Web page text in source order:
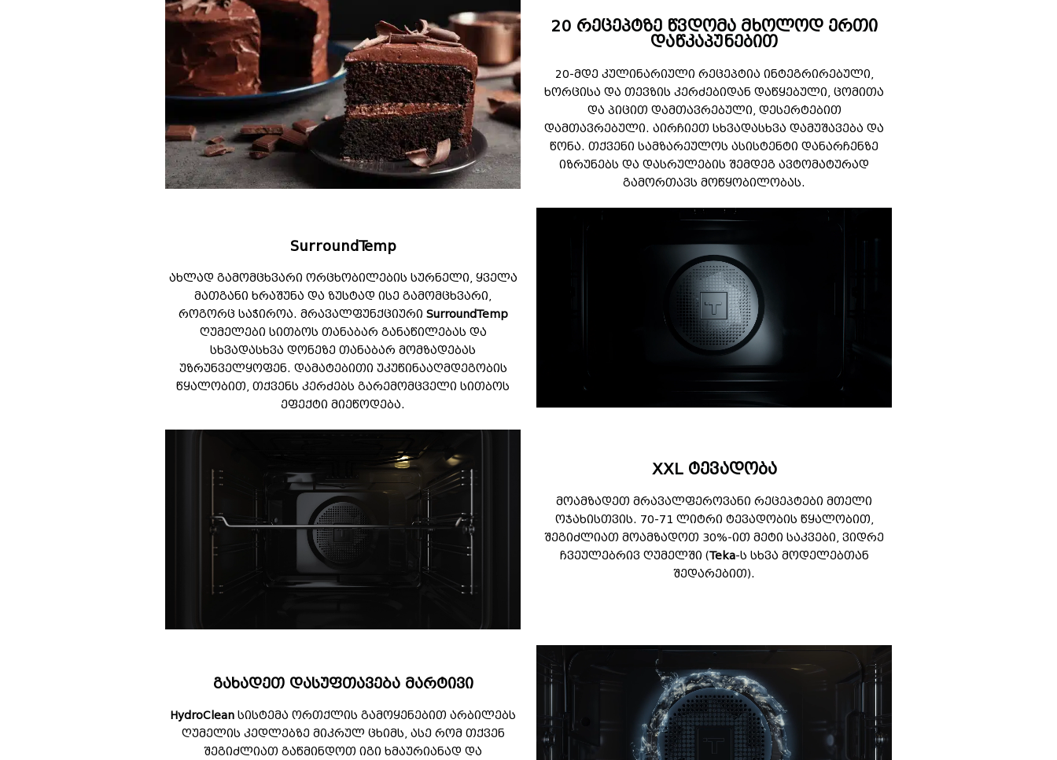
20 რეცეპტზე წვდომა მხოლოდ ერთი
დაწკაპუნებით
20-მდე კულინარიული რეცეპტია ინტეგრირებული,
ხორცისა და თევზის კერძებიდან დაწყებული, ცომითა
და პიცით დამთავრებული, დესერტებით
დამთავრებული. აირჩიეთ სხვადასხვა დამუშავება და
წონა. თქვენი სამზარეულოს ასისტენტი დანარჩენზე
იზრუნებს და დასრულების შემდეგ ავტომატურად
გამორთავს მოწყობილობას.
SurroundTemp
ახლად გამომცხვარი ორცხობილების სურნელი, ყველა
მათგანი ხრაშუნა და ზუსტად ისე გამომცხვარი,
როგორც საჭიროა. მრავალფუნქციური SurroundTemp
ღუმელები სითბოს თანაბარ განაწილებას და
სხვადასხვა დონეზე თანაბარ მომზადებას
უზრუნველყოფენ. დამატებითი უკუწინააღმდეგობის
წყალობით, თქვენს კერძებს გარემომცველი სითბოს
ეფექტი მიეწოდება.
XXL ტევადობა
მოამზადეთ მრავალფეროვანი რეცეპტები მთელი
ოჯახისთვის. 70-71 ლიტრი ტევადობის წყალობით,
შეგიძლიათ მოამზადოთ 30%-ით მეტი საკვები, ვიდრე
ჩვეულებრივ ღუმელში (Teka-ს სხვა მოდელებთან
შედარებით).
გახადეთ დასუფთავება მარტივი
HydroClean სისტემა ორთქლის გამოყენებით არბილებს
ღუმელის კედლებზე მიკრულ ცხიმს, ასე რომ თქვენ
შეგიძლიათ გაწმინდოთ იგი ხმაურიანად და